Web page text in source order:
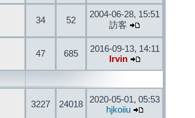
34 52
2004-06-28, 15:51
訪客
47 685
2016-09-13, 14:11
Irvin
3227 24018
2020-05-01, 05:53
hjkoiiu